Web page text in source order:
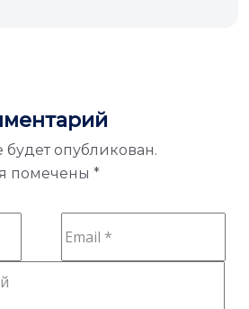
опубликован.
помечены *